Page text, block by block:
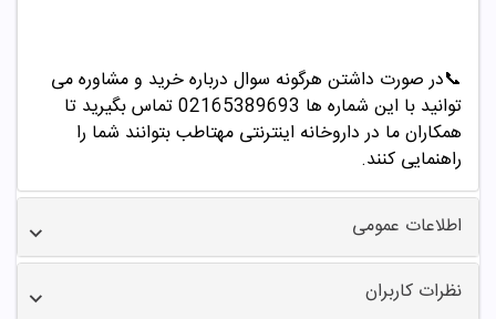
📞در صورت داشتن هرگونه سوال درباره خرید و مشاوره می
توانید با این شماره ها 02165389693
تماس بگیرید تا
همکاران ما در داروخانه اینترنتی مهتاطب بتوانند شما را
راهنمایی کنند.
اطلاعات عمومی
نظرات کاربران